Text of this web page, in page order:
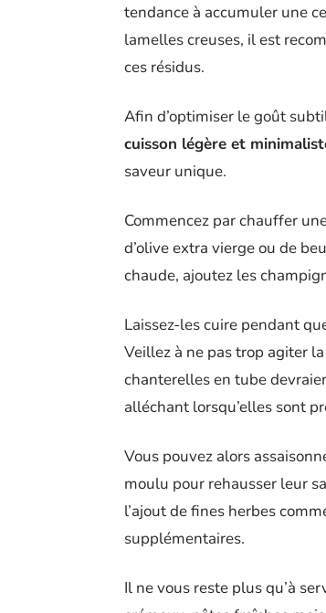
tendance à accumuler une
lamelles creuses, il est
ces résidus.
Afin d’optimiser le goût
cuisson légère et
saveur unique.
Commencez par chauffer
d’olive extra vierge ou de
chaude, ajoutez les
Laissez-les cuire pendant
Veillez à ne pas trop agiter
chanterelles en tube
alléchant lorsqu’elles sont
Vous pouvez alors
moulu pour rehausser leur
l’ajout de fines herbes
supplémentaires.
Il ne vous reste plus qu’à